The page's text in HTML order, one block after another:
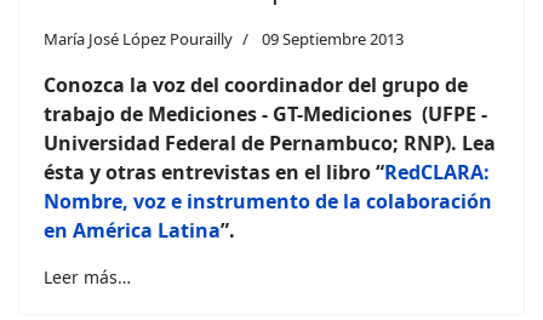
María José López Pourailly 09 Septiembre 2013
Conozca la voz del coordinador del grupo de
trabajo de Mediciones - GT-Mediciones (UFPE -
Universidad Federal de Pernambuco; RNP). Lea
ésta y otras entrevistas en el libro“RedCLARA:
Nombre, voz e instrumento de la colaboración
en América Latina”.
Leer más…